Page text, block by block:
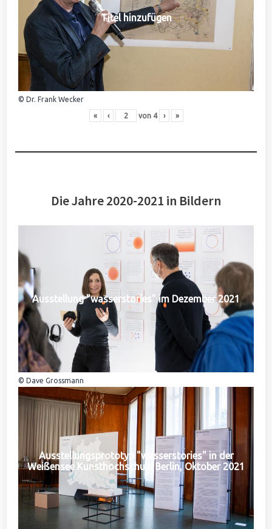
Titel hinzufügen
© Dr. Frank Wecker
« ‹ von 4 › »
Die Jahre 2020-2021 in Bildern
Ausstellung "wasserstories" im Dezember 2021
© Dave Grossmann
Ausstellungsprototyp "wasserstories" in der
Weißensee Kunsthochschule Berlin, Oktober 2021